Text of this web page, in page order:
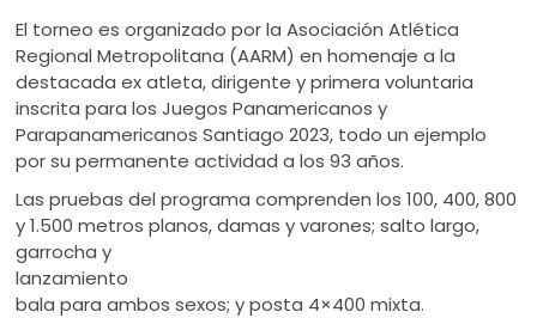
El torneo es organizado por la Asociación Atlética
Regional Metropolitana (AARM) en homenaje a la
destacada ex atleta, dirigente y primera voluntaria
inscrita para los Juegos Panamericanos y
Parapanamericanos Santiago 2023, todo un ejemplo
por su permanente actividad a los 93 años.
Las pruebas del programa comprenden los 100, 400, 800
y 1.500 metros planos, damas y varones; salto largo,
garrocha y
lanzamiento
bala para ambos sexos; y posta 4×400 mixta.